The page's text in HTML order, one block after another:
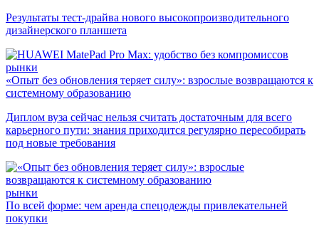
Результаты тест-драйва нового высокопроизводительного
дизайнерского планшета
рынки
«Опыт без обновления теряет силу»: взрослые возвращаются к
системному образованию
Диплом вуза сейчас нельзя считать достаточным для всего
карьерного пути: знания приходится регулярно пересобирать
под новые требования
рынки
По всей форме: чем аренда спецодежды привлекательней
покупки